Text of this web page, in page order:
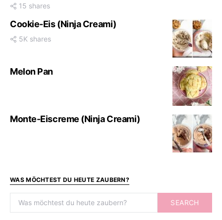
15 shares
Cookie-Eis (Ninja Creami)
5K shares
Melon Pan
Monte-Eiscreme (Ninja Creami)
WAS MÖCHTEST DU HEUTE ZAUBERN?
SEARCH